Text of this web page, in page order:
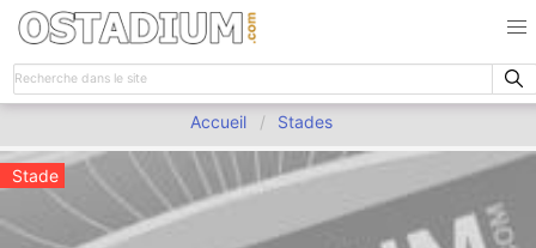
Accueil Stades
Stade